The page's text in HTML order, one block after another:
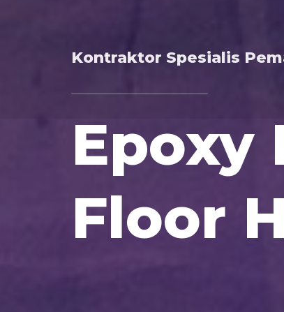
Kontraktor Spesialis
Epoxy
Floor